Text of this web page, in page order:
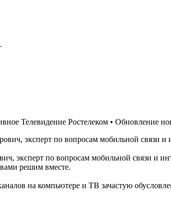
эксперт по вопросам мобильной связи и
решим вместе.
на компьютере и ТВ зачастую